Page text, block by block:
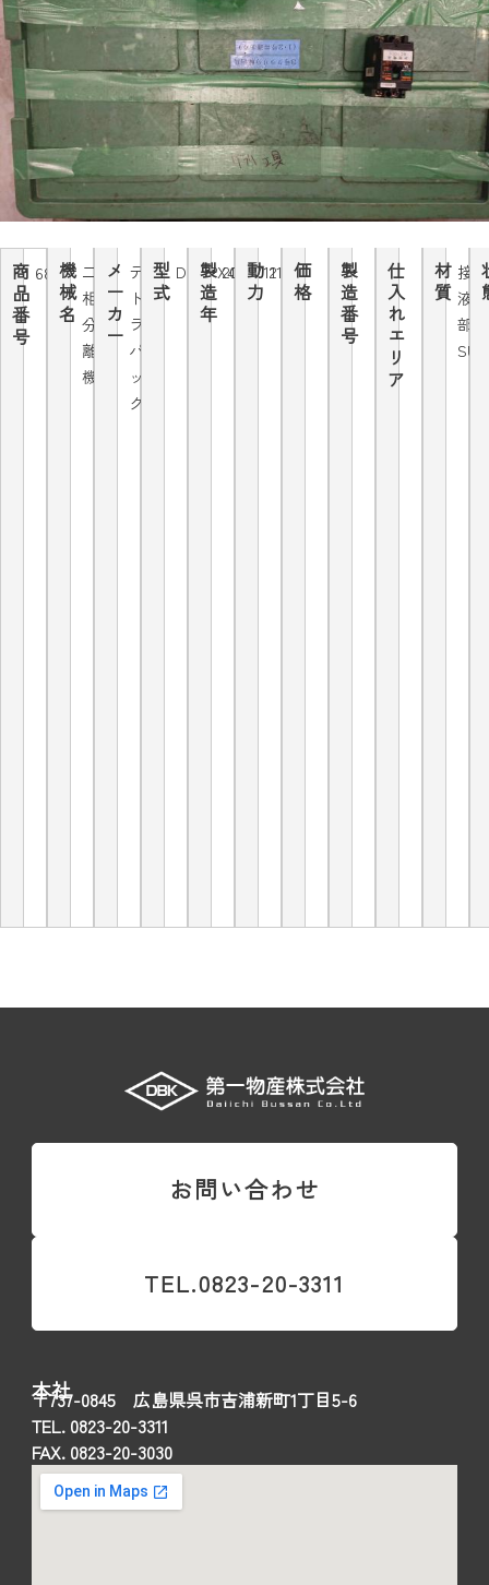
商
品
番
号
6899機
械
名
二
相
分
離
機
メ
ー
カ
ー
テ
ト
ラ
パ
ッ
ク
型
式
DMRPX407
製
造
年
2003/12
動
力
11ke価
格
製
造
番
号
仕
入
れ
エ
リ
ア
材
質
接
液
部
SUS
お問い合わせ
TEL.0823-20-3311
本社
〒737-0845 広島県呉市吉浦新町1丁目5-6
TEL. 0823-20-3311
FAX. 0823-20-3030